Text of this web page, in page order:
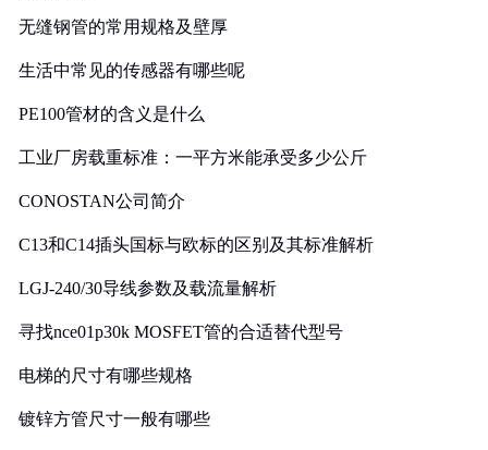
无缝钢管的常用规格及壁厚
生活中常见的传感器有哪些呢
PE100管材的含义是什么
工业厂房载重标准：一平方米能承受多少公斤
CONOSTAN公司简介
C13和C14插头国标与欧标的区别及其标准解析
LGJ-240/30导线参数及载流量解析
寻找nce01p30k MOSFET管的合适替代型号
电梯的尺寸有哪些规格
镀锌方管尺寸一般有哪些